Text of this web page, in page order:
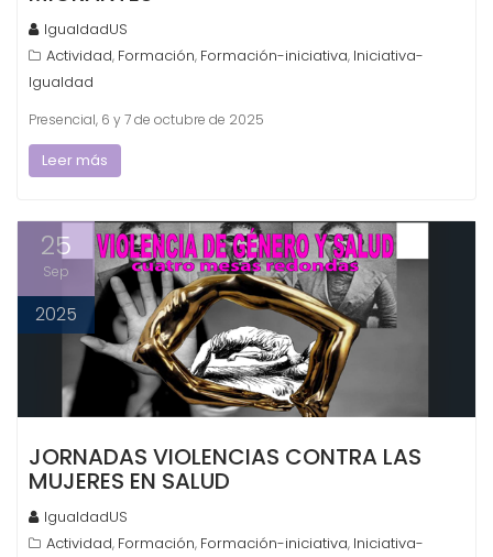
IgualdadUS
Actividad, Formación, Formación-iniciativa, Iniciativa-
Igualdad
Presencial, 6 y 7 de octubre de 2025
Leer más
25
Sep
2025
JORNADAS VIOLENCIAS CONTRA LAS
MUJERES EN SALUD
IgualdadUS
Actividad, Formación, Formación-iniciativa, Iniciativa-